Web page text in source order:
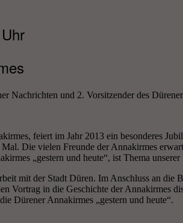
Nachrichten und 2. Vorsitzender des
feiert im Jahr 2013 ein besonderes
Die vielen Freunde der Annakirmes
„gestern und heute“, ist Thema unserer
mit der Stadt Düren. Im Anschluss an die
Vortrag in die Geschichte der Annakirmes
Dürener Annakirmes „gestern und heute“.